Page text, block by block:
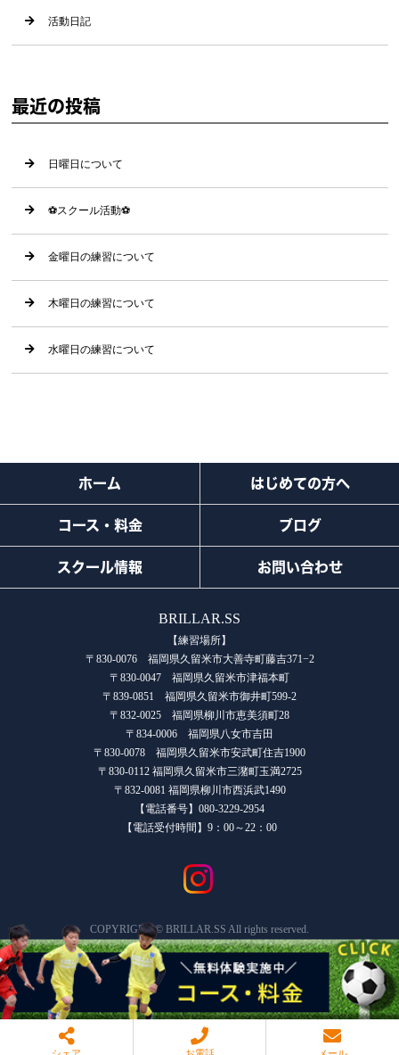
活動日記
最近の投稿
日曜日について
⚽️スクール活動⚽️
金曜日の練習について
木曜日の練習について
水曜日の練習について
ホーム はじめての方へ
コース・料金 ブログ
スクール情報 お問い合わせ
BRILLAR.SS
【練習場所】
〒830-0076 福岡県久留米市大善寺町藤吉371−2
〒830-0047 福岡県久留米市津福本町
〒839-0851 福岡県久留米市御井町599-2
〒832-0025 福岡県柳川市恵美須町28
〒834-0006 福岡県八女市吉田
〒830-0078 福岡県久留米市安武町住吉1900
〒830-0112 福岡県久留米市三潴町玉満2725
〒832-0081 福岡県柳川市西浜武1490
【電話番号】080-3229-2954
【電話受付時間】9：00～22：00
COPYRIGHT © BRILLAR.SS All rights reserved.